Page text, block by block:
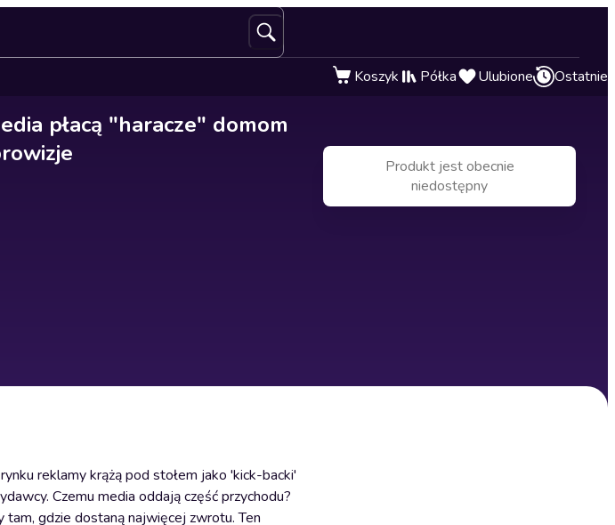
Koszyk Półka Ulubione Ostatnie
płacą "haracze" domom
reklamy krążą pod stołem jako 'kick-backi'
Czemu media oddają część przychodu?
gdzie dostaną najwięcej zwrotu. Ten
Produkt jest obecnie
niedostępny